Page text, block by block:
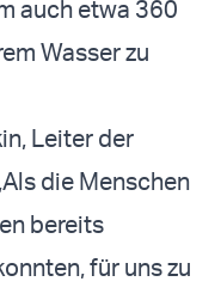
auch etwa 360
Wasser zu
Leiter der
die Menschen
bereits
für uns zu